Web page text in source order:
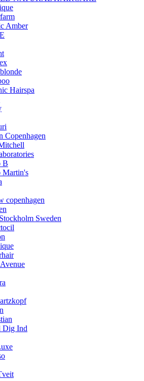
Amber
Hairspa
Copenhagen
B
Martin's
copenhagen
Sweden
Dig Ind